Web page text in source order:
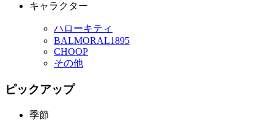
キャラクター
ハローキティ
BALMORAL1895
CHOOP
その他
ピックアップ
季節